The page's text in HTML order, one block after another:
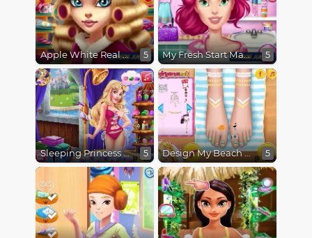
Apple White Real Makeover 5 My Fresh Start Makeover 5
Sleeping Princess Swimming Pool 5 Design My Beach Pedicure 5